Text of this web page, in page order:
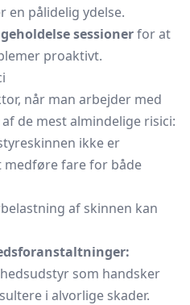
en pålidelig ydelse.
sessionerfor at
proaktivt.
når man arbejder med
de mest almindelige risici:
ikke er
fare for både
af skinnen kan
som handsker
i alvorlige skader.